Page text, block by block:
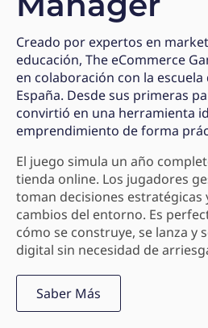
Creado por expertos en
educación, The eCommerce
en colaboración con la escuela
España. Desde sus primeras
convirtió en una herramienta
emprendimiento de forma
El juego simula un año
tienda online. Los jugadores
toman decisiones estratégicas
cambios del entorno. Es
cómo se construye, se lanza y
digital sin necesidad de
Saber Más